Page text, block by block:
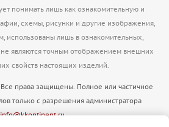
понимать лишь как ознакомительную и
схемы, рисунки и другие изображения,
использованы лишь в ознакомительных,
являются точным отображением внешних
свойств настоящих изделий.
права защищены. Полное или частичное
только с разрешения администратора
info@kkontinent.ru